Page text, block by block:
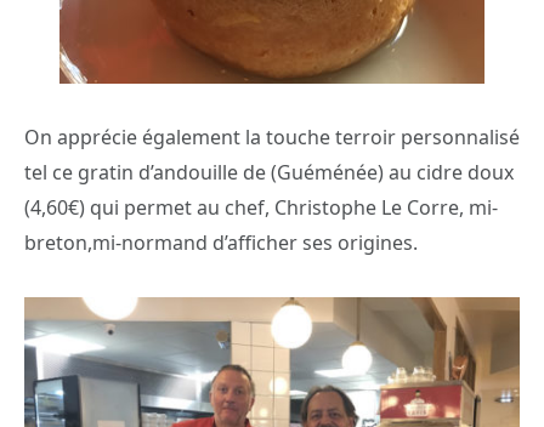
On apprécie également la touche terroir personnalisé
tel ce gratin d’andouille de (Guéménée) au cidre doux
(4,60€) qui permet au chef, Christophe Le Corre, mi-
breton,mi-normand d’afficher ses origines.